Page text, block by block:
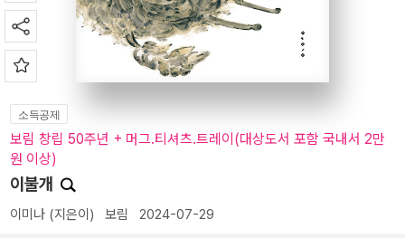
소득공제
보림 창립 50주년 + 머그.티셔츠.트레이(대상도서 포함 국내서 2만
원 이상)
이불개
이미나 (지은이) 보림 2024-07-29